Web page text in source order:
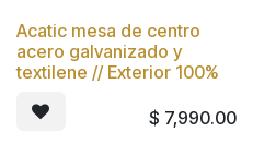
Nuevo
Acatic mesa de centro
acero galvanizado y
textilene // Exterior 100%
$ 7,990.00